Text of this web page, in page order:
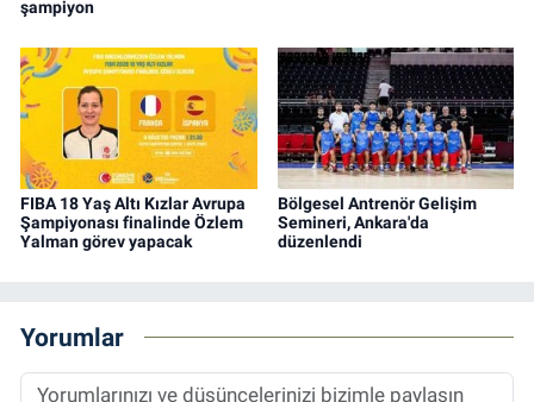
şampiyon
FIBA 18 Yaş Altı Kızlar Avrupa
Şampiyonası finalinde Özlem
Yalman görev yapacak
Bölgesel Antrenör Gelişim
Semineri, Ankara'da
düzenlendi
Yorumlar